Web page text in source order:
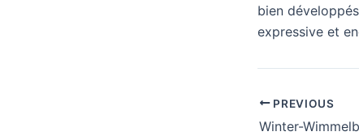
bien
expressive et
PREVIOUS
Winter-